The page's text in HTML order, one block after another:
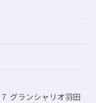
グランシャリオ羽田